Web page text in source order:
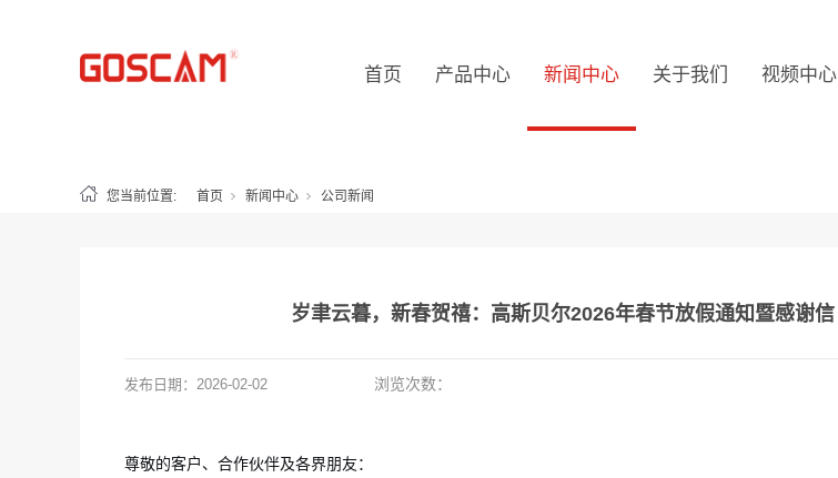
首页 产品中心 新闻中心 关于我们 视频中心
您当前位置: 首页 新闻中心 公司新闻
岁聿云暮，新春贺禧：高斯贝尔2026年春节放假通知暨感谢信
发布日期： 2026-02-02 浏览次数：
尊敬的客户、合作伙伴及各界朋友：